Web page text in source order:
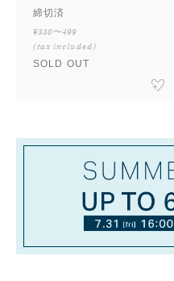
締切済
¥330〜499
(tax included)
SOLD OUT